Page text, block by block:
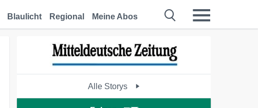
Blaulicht Regional Meine Abos
Alle Storys